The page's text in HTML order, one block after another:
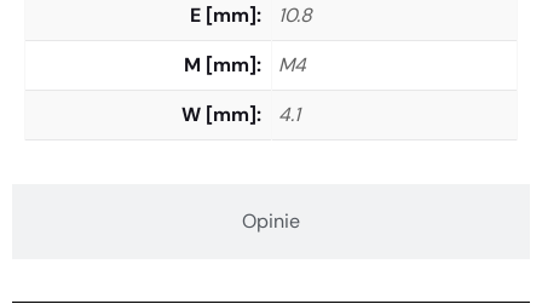
Opinie
E [mm]
10.8
M [mm]
M4
W [mm]
4.1